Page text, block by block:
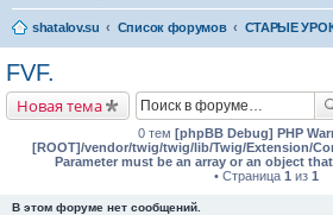
shatalov.su Список форумов СТАРЫЕ
FVF.
Новая тема
0 тем [phpBB Debug] PHP
[ROOT]/vendor/twig/twig/lib/Twig/Extension/
Parameter must be an array or an object
• Страница 1 из 1
В этом форуме нет сообщений.